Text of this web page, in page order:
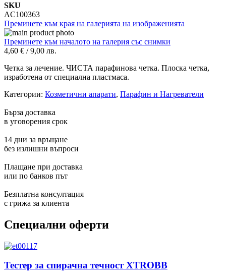
SKU
AC100363
Преминете към края на галерията на изображенията
Преминете към началото на галерия със снимки
4,60 € /9,00 лв.
Четка за лечение. ЧИСТА парафинова четка. Плоска четка,
изработена от специална пластмаса.
Категории: Козметични апарати, Парафин и Нагреватели
Бърза доставка
в уговорения срок
14 дни за връщане
без излишни въпроси
Плащане при доставка
или по банков път
Безплатна консултация
с грижа за клиента
Специални оферти
Тестер за спирачна течност XTROBB